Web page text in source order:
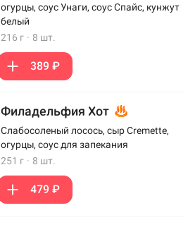
огурцы, соус Унаги, соус Спайс, кунжут
белый
216 г · 8 шт.
389 ₽
Филадельфия Хот
Слабосоленый лосось, сыр Cremette,
огурцы, соус для запекания
251 г · 8 шт.
479 ₽